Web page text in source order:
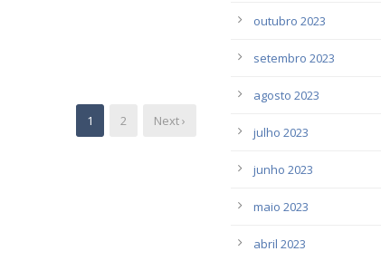
1 2 Next ›
outubro 2023
setembro 2023
agosto 2023
julho 2023
junho 2023
maio 2023
abril 2023